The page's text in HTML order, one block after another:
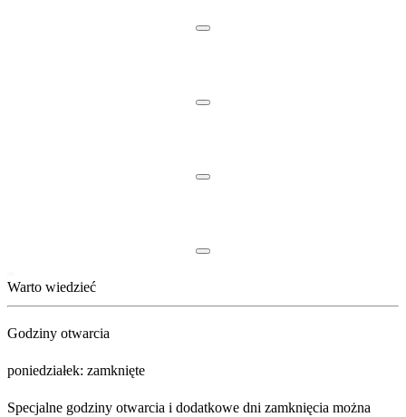
Warto wiedzieć
Godziny otwarcia
poniedziałek: zamknięte
Specjalne godziny otwarcia i dodatkowe dni zamknięcia można